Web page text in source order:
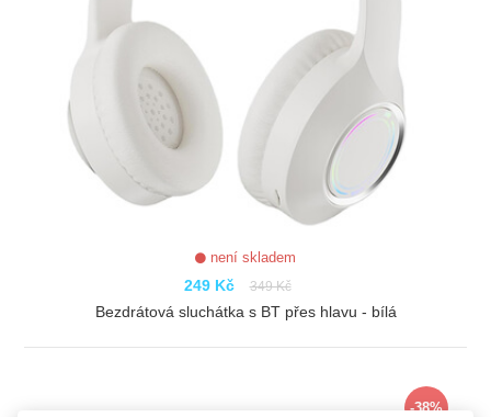
není skladem
249 Kč 349 Kč
Bezdrátová sluchátka s BT přes hlavu - bílá
-38%